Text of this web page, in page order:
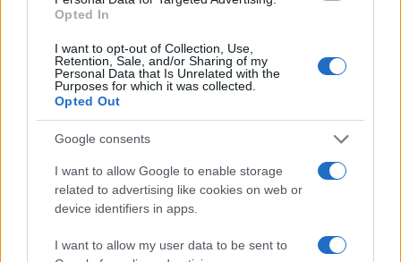
Opted In
I want to opt-out of Collection, Use,
Retention, Sale, and/or Sharing of my
Personal Data that Is Unrelated with the
Purposes for which it was collected.
Opted Out
Google consents
I want to allow Google to enable storage
related to advertising like cookies on web or
device identifiers in apps.
I want to allow my user data to be sent to
össze Beckham fia és Nicola Peltz
(képek)